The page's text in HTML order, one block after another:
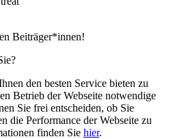
Beiträger*innen!
den besten Service bieten zu
Betrieb der Webseite notwendige
Sie frei entscheiden, ob Sie
die Performance der Webseite zu
finden Sie hier.